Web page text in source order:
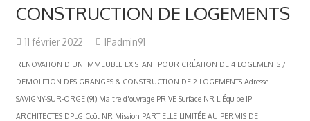
CONSTRUCTION DE LOGEMENTS
11 février 2022 IPadmin91
RENOVATION D'UN IMMEUBLE EXISTANT POUR CRÉATION DE 4 LOGEMENTS /
DEMOLITION DES GRANGES & CONSTRUCTION DE 2 LOGEMENTS Adresse
SAVIGNY-SUR-ORGE (91) Maitre d'ouvrage PRIVE Surface NR L'Équipe IP
ARCHITECTES DPLG Coût NR Mission PARTIELLE LIMITÉE AU PERMIS DE